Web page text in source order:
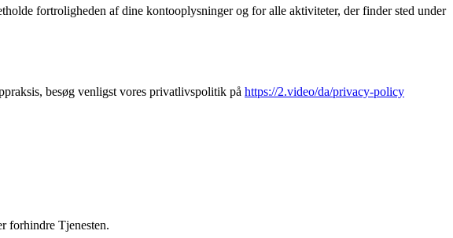
fortroligheden af dine kontooplysninger og for alle aktiviteter, der finder sted under
besøg venligst vores privatlivspolitik på https://2.video/da/privacy-policy
forhindre Tjenesten.